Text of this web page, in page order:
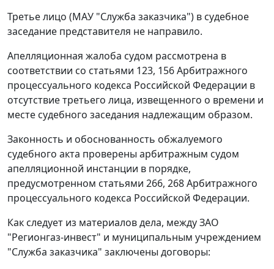
Третье лицо (МАУ "Служба заказчика") в судебное
заседание представителя не направило.
Апелляционная жалоба судом рассмотрена в
соответствии со статьями 123, 156Арбитражного
процессуального кодекса Российской Федерации в
отсутствие третьего лица, извещенного о времени и
месте судебного заседания надлежащим образом.
Законность и обоснованность обжалуемого
судебного акта проверены арбитражным судом
апелляционной инстанции в порядке,
предусмотренном статьями 266, 268Арбитражного
процессуального кодекса Российской Федерации.
Как следует из материалов дела, между ЗАО
"Регионгаз-инвест" и муниципальным учреждением
"Служба заказчика" заключены договоры: